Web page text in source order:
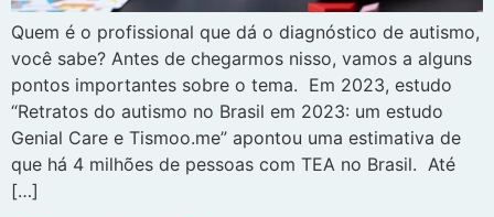
Quem é o profissional que dá o diagnóstico de autismo,
você sabe? Antes de chegarmos nisso, vamos a alguns
pontos importantes sobre o tema. Em 2023, estudo
“Retratos do autismo no Brasil em 2023: um estudo
Genial Care e Tismoo.me” apontou uma estimativa de
que há 4 milhões de pessoas com TEA no Brasil. Até
[…]